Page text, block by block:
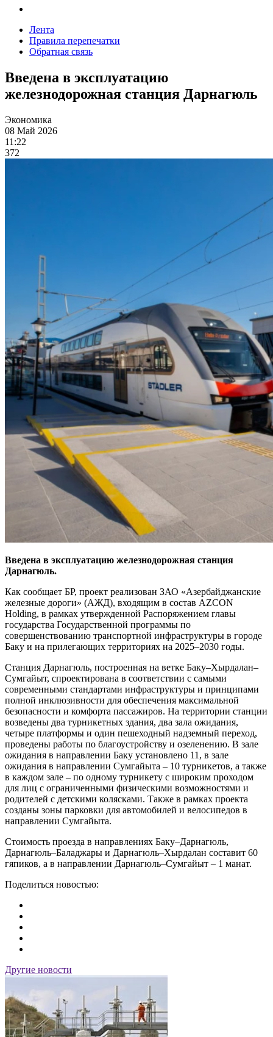
Лента
Правила перепечатки
Обратная связь
Введена в эксплуатацию
железнодорожная станция Дарнагюль
Экономика
08 Май 2026
11:22
372
Введена в эксплуатацию железнодорожная станция
Дарнагюль.
Как сообщает БР, проект реализован ЗАО «Азербайджанские
железные дороги» (АЖД), входящим в состав AZCON
Holding, в рамках утвержденной Распоряжением главы
государства Государственной программы по
совершенствованию транспортной инфраструктуры в городе
Баку и на прилегающих территориях на 2025–2030 годы.
Станция Дарнагюль, построенная на ветке Баку–Хырдалан–
Сумгайыт, спроектирована в соответствии с самыми
современными стандартами инфраструктуры и принципами
полной инклюзивности для обеспечения максимальной
безопасности и комфорта пассажиров. На территории станции
возведены два турникетных здания, два зала ожидания,
четыре платформы и один пешеходный надземный переход,
проведены работы по благоустройству и озеленению. В зале
ожидания в направлении Баку установлено 11, в зале
ожидания в направлении Сумгайыта – 10 турникетов, а также
в каждом зале – по одному турникету с широким проходом
для лиц с ограниченными физическими возможностями и
родителей с детскими колясками. Также в рамках проекта
созданы зоны парковки для автомобилей и велосипедов в
направлении Сумгайыта.
Стоимость проезда в направлениях Баку–Дарнагюль,
Дарнагюль–Баладжары и Дарнагюль–Хырдалан составит 60
гяпиков, а в направлении Дарнагюль–Сумгайыт – 1 манат.
Поделиться новостью:
Другие новости